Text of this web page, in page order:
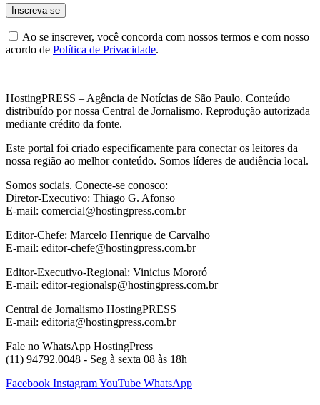
Ao se inscrever, você concorda com nossos termos e com nosso
acordo de Política de Privacidade.
HostingPRESS – Agência de Notícias de São Paulo. Conteúdo
distribuído por nossa Central de Jornalismo. Reprodução autorizada
mediante crédito da fonte.
Este portal foi criado especificamente para conectar os leitores da
nossa região ao melhor conteúdo. Somos líderes de audiência local.
Somos sociais. Conecte-se conosco:
Diretor-Executivo: Thiago G. Afonso
E-mail: comercial@hostingpress.com.br
Editor-Chefe: Marcelo Henrique de Carvalho
E-mail: editor-chefe@hostingpress.com.br
Editor-Executivo-Regional: Vinicius Mororó
E-mail: editor-regionalsp@hostingpress.com.br
Central de Jornalismo HostingPRESS
E-mail: editoria@hostingpress.com.br
Fale no WhatsApp HostingPress
(11) 94792.0048 - Seg à sexta 08 às 18h
Facebook InstagramYouTube WhatsApp